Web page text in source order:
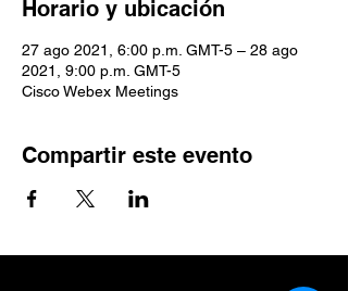
Horario y ubicación
27 ago 2021, 6:00 p.m. GMT-5 – 28 ago
2021, 9:00 p.m. GMT-5
Cisco Webex Meetings
Compartir este evento